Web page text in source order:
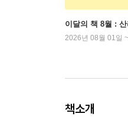
이달의 책 8월 :
2026년 08월 01일
책소개